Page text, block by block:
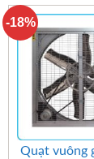
-18%
+
Quạt vuông